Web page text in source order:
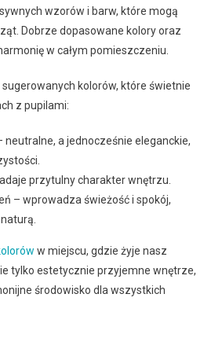
wzorów i barw, które mogą
Dobrze dopasowane kolory oraz
w całym pomieszczeniu.
kolorów, które świetnie
z pupilami:
neutralne, a jednocześnie eleganckie,
przytulny charakter wnętrzu.
– wprowadza świeżość i spokój,
w miejscu, gdzie żyje nasz
tylko estetycznie przyjemne wnętrze,
środowisko dla wszystkich